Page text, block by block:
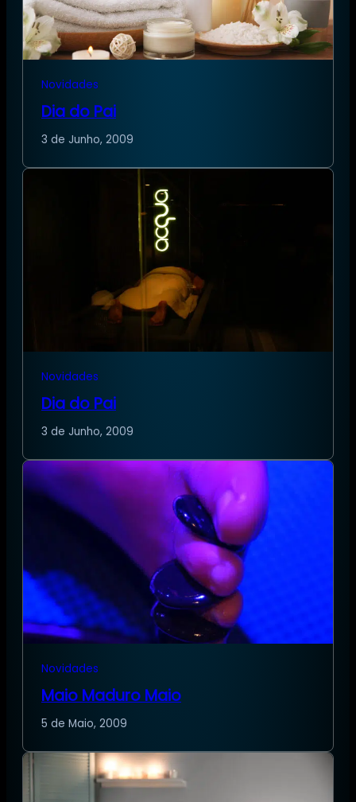
Novidades
Dia do Pai
3 de Junho, 2009
Novidades
Dia do Pai
3 de Junho, 2009
Novidades
Maio Maduro Maio
5 de Maio, 2009